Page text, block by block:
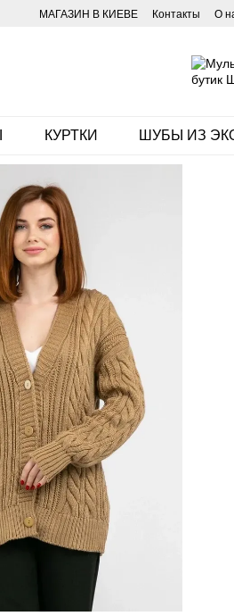
МАГАЗИН В КИЕВЕ Контакты О
КУРТКИ ШУБЫ ИЗ